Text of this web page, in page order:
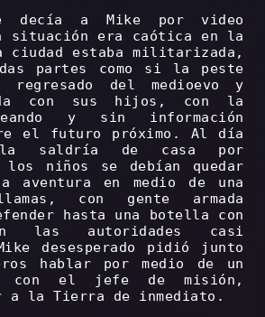
decía a Mike por video
situación era caótica en la
estaba militarizada,
partes como si la peste
regresado del medioevo y
con sus hijos, con la
y sin información
el futuro próximo. Al día
saldría de casa por
niños se debían quedar
aventura en medio de una
con gente armada
hasta una botella con
las autoridades casi
desesperado pidió junto
hablar por medio de un
con el jefe de misión,
a la Tierra de inmediato.